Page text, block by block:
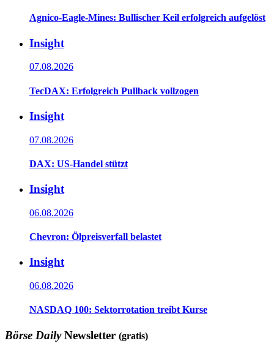
Agnico-Eagle-Mines: Bullischer Keil erfolgreich aufgelöst
Insight
07.08.2026
TecDAX: Erfolgreich Pullback vollzogen
Insight
07.08.2026
DAX: US-Handel stützt
Insight
06.08.2026
Chevron: Ölpreisverfall belastet
Insight
06.08.2026
NASDAQ 100: Sektorrotation treibt Kurse
Börse DailyNewsletter (gratis)